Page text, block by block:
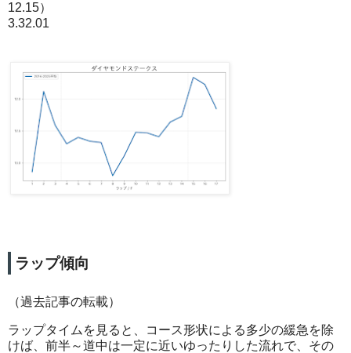
12.15）
3.32.01
ラップ傾向
（過去記事の転載）
ラップタイムを見ると、コース形状による多少の緩急を除
けば、前半～道中は一定に近いゆったりした流れで、その